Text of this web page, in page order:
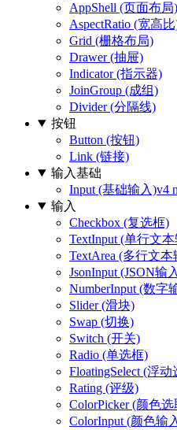
AppShell (页面布局)
AspectRatio (宽高
Grid (栅格布局)
Drawer (抽屉)
Indicator (指示器)
JoinGroup (成组)
Divider (分隔线)
按钮
Button (按钮)
Link (链接)
输入基础
Input (基础输入)v4
输入
Checkbox (复选框)
TextInput (单行文
TextArea (多行文本
JsonInput (JSON输
NumberInput (数字
Slider (滑块)
Swap (切换)
Switch (开关)
Radio (单选框)
FloatingSelect (浮动
Rating (评级)
ColorPicker (颜色
ColorInput (颜色输